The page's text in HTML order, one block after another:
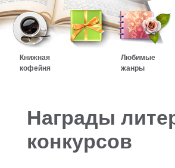
Книжная
кофейня
Любимые
жанры
Награды
конкурсов